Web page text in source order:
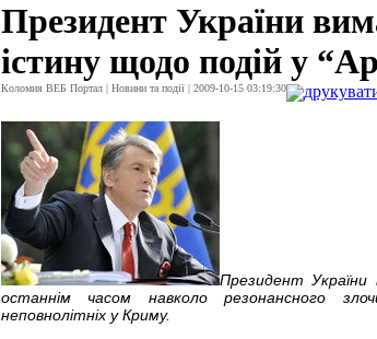
Президент України
істину щодо подій у
Коломия ВЕБ Портал | Новини та події | 2009-10-15 03:19:30
Президент України
останнім часом навколо резонансного
неповнолітніх у Криму.